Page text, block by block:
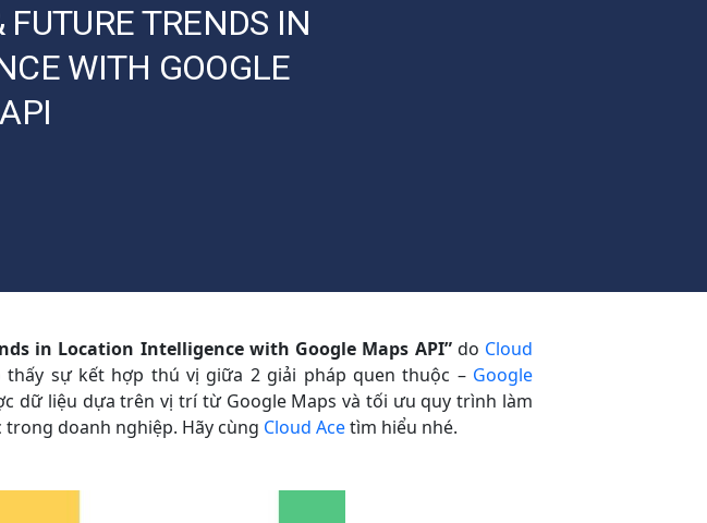
TRENDS IN
WITH GOOGLE
in Location Intelligence with Google Maps API”do Cloud
sự kết hợp thú vị giữa 2 giải pháp quen thuộc – Google
dữ liệu dựa trên vị trí từ Google Maps và tối ưu quy trình làm
doanh nghiệp. Hãy cùng Cloud Acetìm hiểu nhé.